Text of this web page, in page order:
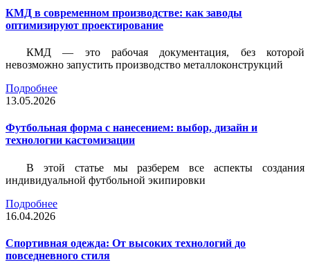
КМД в современном производстве: как заводы
оптимизируют проектирование
КМД — это рабочая документация, без которой
невозможно запустить производство металлоконструкций
Подробнее
13.05.2026
Футбольная форма с нанесением: выбор, дизайн и
технологии кастомизации
В этой статье мы разберем все аспекты создания
индивидуальной футбольной экипировки
Подробнее
16.04.2026
Спортивная одежда: От высоких технологий до
повседневного стиля